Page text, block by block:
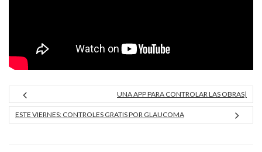
UNA APP PARA CONTROLAR LAS OBRAS|
ESTE VIERNES: CONTROLES GRATIS POR GLAUCOMA